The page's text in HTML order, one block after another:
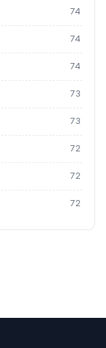
74
74
74
73
73
72
72
72